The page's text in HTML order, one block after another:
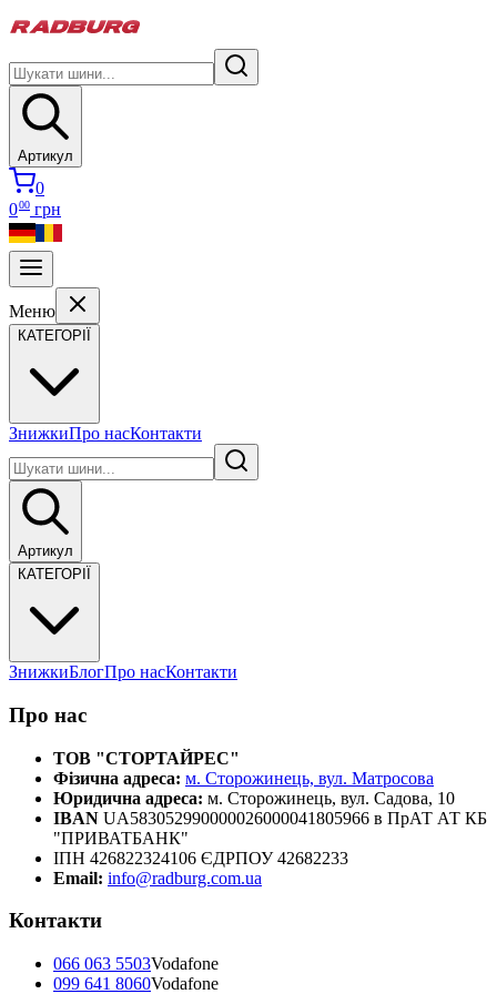
Артикул
0
000 грн
Меню
КАТЕГОРІЇ
ЗнижкиПро насКонтакти
Артикул
КАТЕГОРІЇ
ЗнижкиБлогПро насКонтакти
Про нас
ТОВ "СТОРТАЙРЕС"
Фізична адреса: м. Сторожинець, вул. Матросова
Юридична адреса: м. Сторожинець, вул. Садова, 10
IBAN UA583052990000026000041805966 в ПрАТ АТ КБ
"ПРИВАТБАНК"
ІПН 426822324106 ЄДРПОУ 42682233
Email: info@radburg.com.ua
Контакти
066 063 5503Vodafone
099 641 8060Vodafone